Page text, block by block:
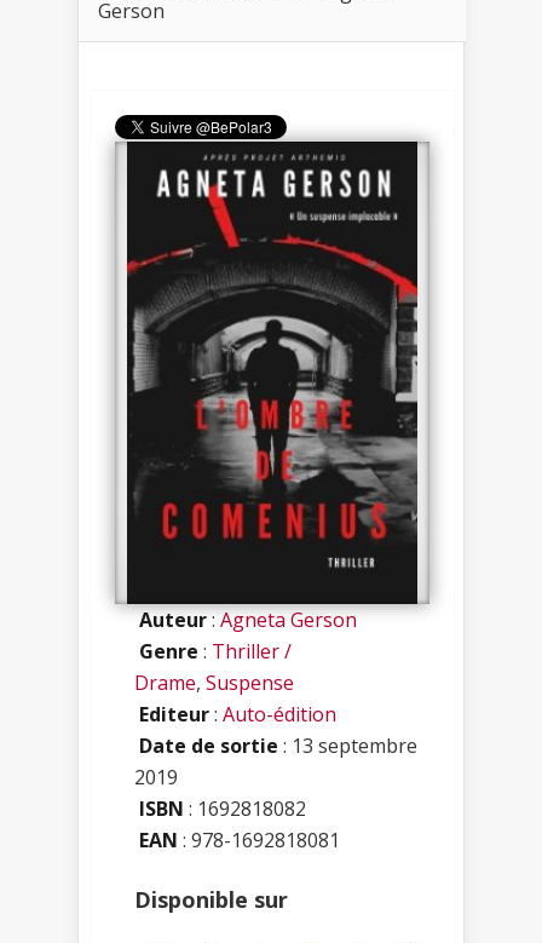
Gerson
Auteur:Agneta Gerson
Genre : Thriller /
Drame, Suspense
Editeur: Auto-édition
Date de sortie : 13 septembre
2019
ISBN : 1692818082
EAN : 978-1692818081
Disponible sur